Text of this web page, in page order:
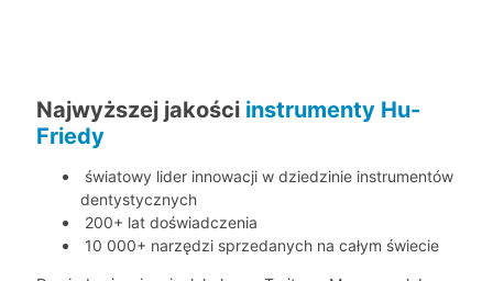
Najwyższej jakości instrumenty Hu-
Friedy
światowy lider innowacji w dziedzinie instrumentów
dentystycznych
200+ lat doświadczenia
10 000+ narzędzi sprzedanych na całym świecie